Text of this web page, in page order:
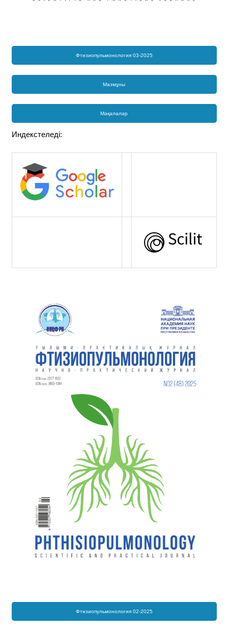
Фтизиопульмонология 03-2025
Мазмұны
Мақалалар
Индекстеледі:
Фтизиопульмонология 02-2025